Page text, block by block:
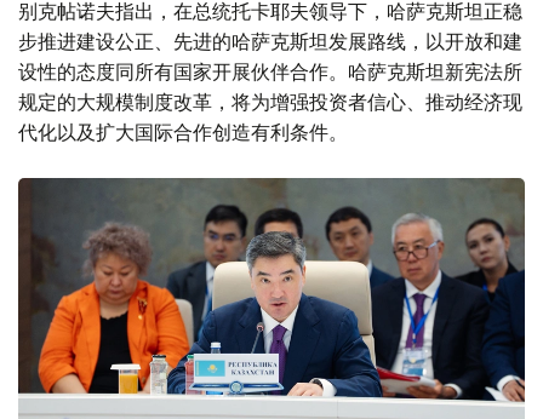
别克帖诺夫指出，在总统托卡耶夫领导下，哈萨克斯坦正稳
步推进建设公正、先进的哈萨克斯坦发展路线，以开放和建
设性的态度同所有国家开展伙伴合作。哈萨克斯坦新宪法所
规定的大规模制度改革，将为增强投资者信心、推动经济现
代化以及扩大国际合作创造有利条件。